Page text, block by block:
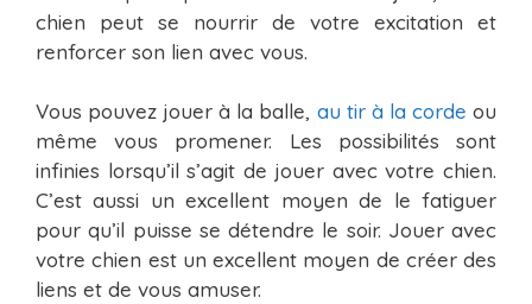
chien peut se nourrir de votre excitation et
renforcer son lien avec vous.
Vous pouvez jouer à la balle, au tir à la corde ou
même vous promener. Les possibilités sont
infinies lorsqu’il s’agit de jouer avec votre chien.
C’est aussi un excellent moyen de le fatiguer
pour qu’il puisse se détendre le soir. Jouer avec
votre chien est un excellent moyen de créer des
liens et de vous amuser.